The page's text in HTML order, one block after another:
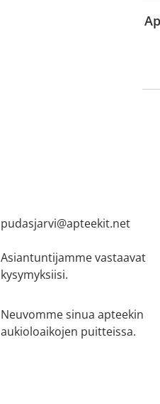
pudasjarvi@apteekit.net
Asiantuntijamme vastaavat
kysymyksiisi.
Neuvomme sinua apteekin
aukioloaikojen puitteissa.